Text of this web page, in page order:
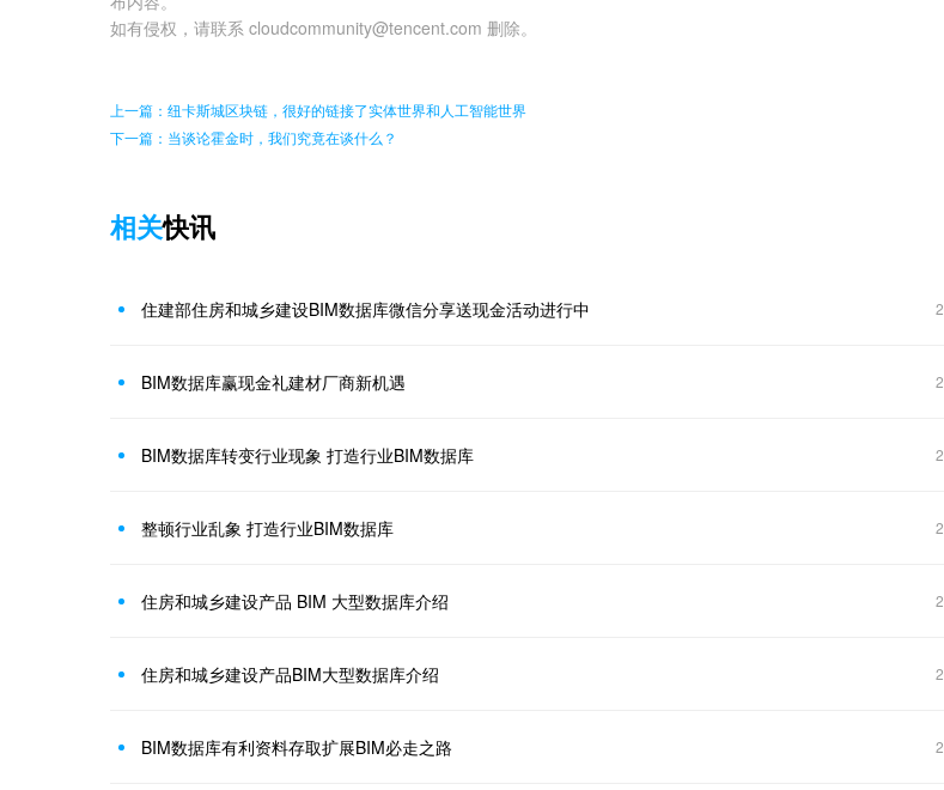
如有侵权，请联系 cloudcommunity@tencent.com 删除。
上一篇：纽卡斯城区块链，很好的链接了实体世界和人工智能世界
下一篇：当谈论霍金时，我们究竟在谈什么？
相关快讯
住建部住房和城乡建设BIM数据库微信分享送现金活动进行中
BIM数据库赢现金礼建材厂商新机遇
BIM数据库转变行业现象 打造行业BIM数据库
整顿行业乱象 打造行业BIM数据库
住房和城乡建设产品 BIM 大型数据库介绍
住房和城乡建设产品BIM大型数据库介绍
BIM数据库有利资料存取扩展BIM必走之路